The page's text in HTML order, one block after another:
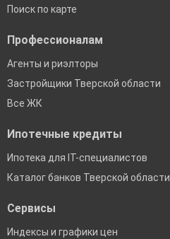
Поиск по карте
Профессионалам
Агенты и риэлторы
Застройщики Тверской области
Все ЖК
Ипотечные кредиты
Ипотека для IT-специалистов
Каталог банков Тверской области
Сервисы
Индексы и графики цен